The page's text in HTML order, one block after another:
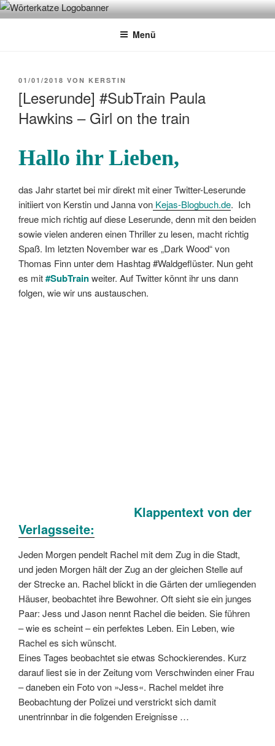
Zum
InhaltWÖRTERKATZE
Von Büchern erzählen
Menü
VERÖFFENTLICHT
01/01/2018 VON KERSTIN
[Leserunde] #SubTrain Paula
Hawkins – Girl on the train
Hallo ihr Lieben,
das Jahr startet bei mir direkt mit einer Twitter-Leserunde
initiiert von Kerstin und Janna von Kejas-Blogbuch.de. Ich
freue mich richtig auf diese Leserunde, denn mit den beiden
sowie vielen anderen einen Thriller zu lesen, macht richtig
Spaß. Im letzten November war es „Dark Wood“ von
Thomas Finn unter dem Hashtag #Waldgeflüster. Nun geht
es mit#SubTrainweiter. Auf Twitter könnt ihr uns dann
folgen, wie wir uns austauschen.
Klappentext von der
Verlagsseite:
Jeden Morgen pendelt Rachel mit dem Zug in die Stadt,
und jeden Morgen hält der Zug an der gleichen Stelle auf
der Strecke an. Rachel blickt in die Gärten der umliegenden
Häuser, beobachtet ihre Bewohner. Oft sieht sie ein junges
Paar: Jess und Jason nennt Rachel die beiden. Sie führen
– wie es scheint – ein perfektes Leben. Ein Leben, wie
Rachel es sich wünscht.
Eines Tages beobachtet sie etwas Schockierendes. Kurz
darauf liest sie in der Zeitung vom Verschwinden einer Frau
– daneben ein Foto von »Jess«. Rachel meldet ihre
Beobachtung der Polizei und verstrickt sich damit
unentrinnbar in die folgenden Ereignisse …